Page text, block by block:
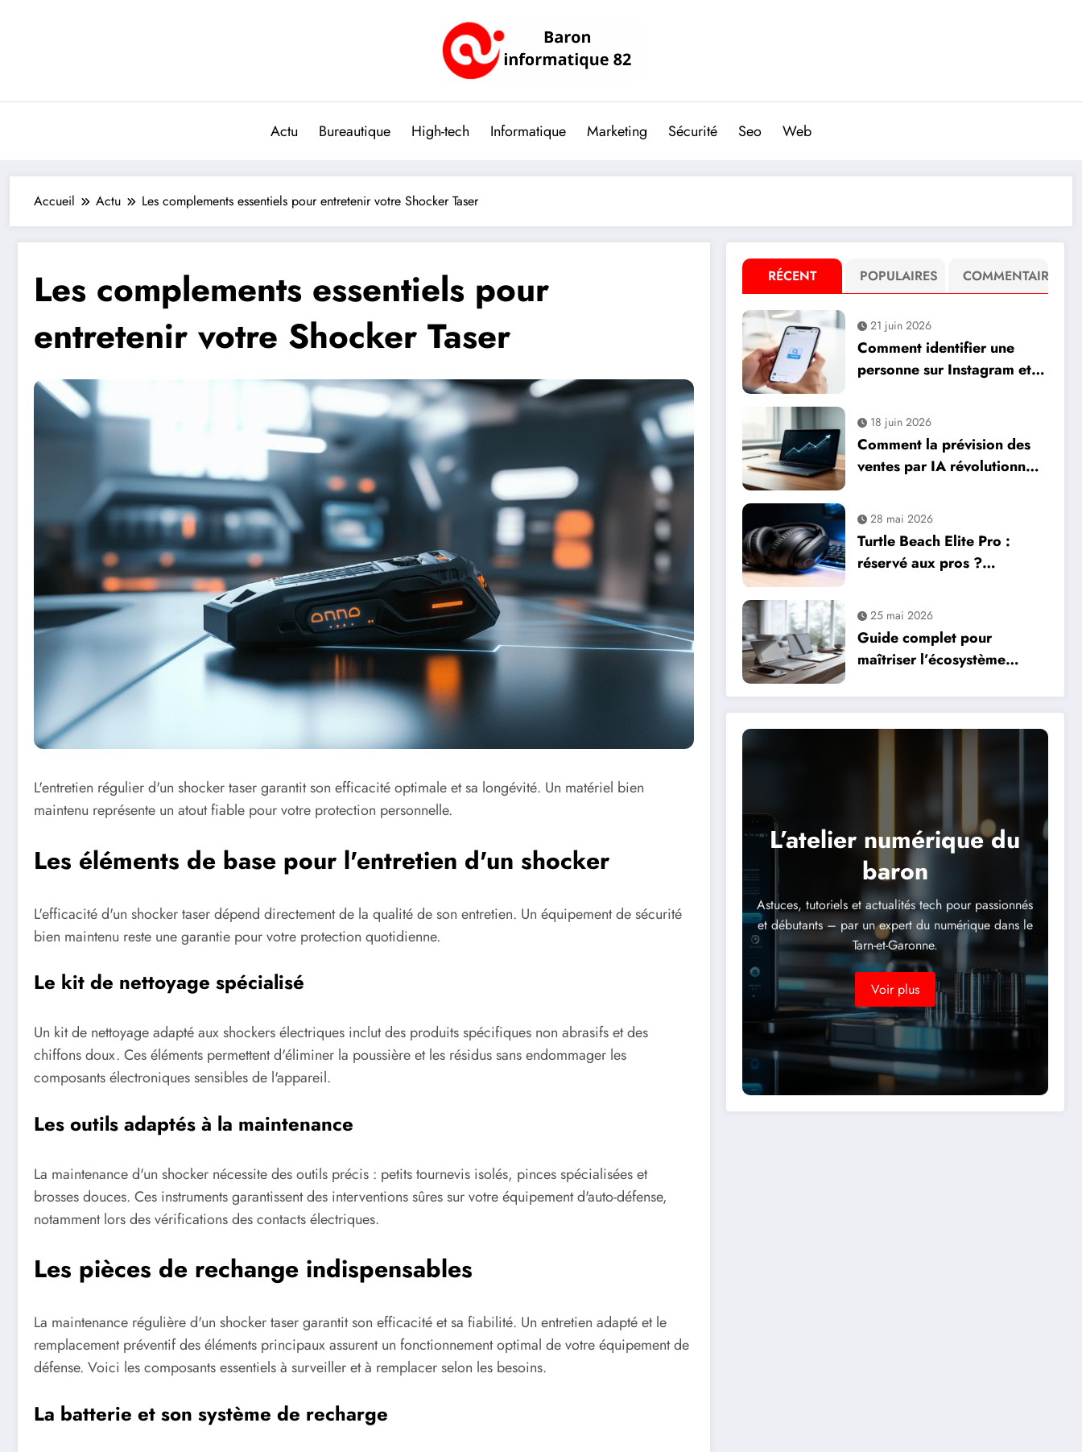
Actu Bureautique High-tech Informatique Marketing Sécurité Seo Web
Accueil Actu Les complements essentiels pour entretenir votre Shocker Taser
Les complements essentiels pour
entretenir votre Shocker Taser
L'entretien régulier d'un shocker taser garantit son efficacité optimale et sa longévité. Un matériel bien
maintenu représente un atout fiable pour votre protection personnelle.
Les éléments de base pour l'entretien d'un shocker
L'efficacité d'un shocker taser dépend directement de la qualité de son entretien. Un équipement de sécurité
bien maintenu reste une garantie pour votre protection quotidienne.
Le kit de nettoyage spécialisé
Un kit de nettoyage adapté aux shockers électriques inclut des produits spécifiques non abrasifs et des
chiffons doux. Ces éléments permettent d'éliminer la poussière et les résidus sans endommager les
composants électroniques sensibles de l'appareil.
Les outils adaptés à la maintenance
La maintenance d'un shocker nécessite des outils précis : petits tournevis isolés, pinces spécialisées et
brosses douces. Ces instruments garantissent des interventions sûres sur votre équipement d'auto-défense,
notamment lors des vérifications des contacts électriques.
Les pièces de rechange indispensables
La maintenance régulière d'un shocker taser garantit son efficacité et sa fiabilité. Un entretien adapté et le
remplacement préventif des éléments principaux assurent un fonctionnement optimal de votre équipement de
défense. Voici les composants essentiels à surveiller et à remplacer selon les besoins.
La batterie et son système de recharge
RÉCENT POPULAIRES COMMENTAIRE
21 juin 2026
Comment identifier une
personne sur Instagram et
tag : paramètres essentiels
pour votre business
18 juin 2026
Comment la prévision des
ventes par IA révolutionne
28 mai 2026
Turtle Beach Elite Pro :
réservé aux pros ?
transforme votre
expérience de jeu
25 mai 2026
Guide complet pour
maîtriser l’écosystème
L’atelier numérique du
baron
Astuces, tutoriels et actualités tech pour passionnés
et débutants – par un expert du numérique dans le
Tarn-et-Garonne.
Voir plus